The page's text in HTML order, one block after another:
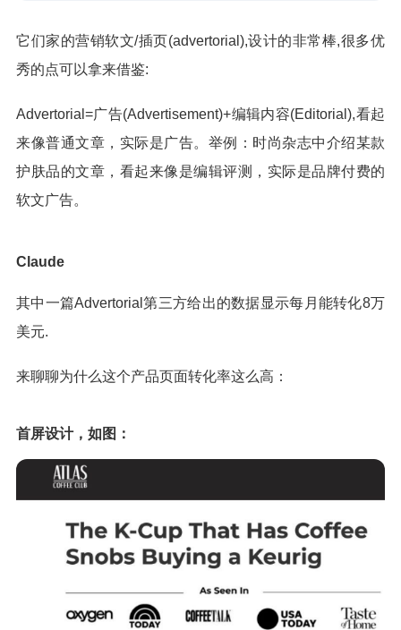
它们家的营销软文/插页(advertorial),设计的非常棒,很多优
秀的点可以拿来借鉴:
Advertorial=广告(Advertisement)+编辑内容(Editorial),看起
来像普通文章，实际是广告。举例：时尚杂志中介绍某款
护肤品的文章，看起来像是编辑评测，实际是品牌付费的
软文广告。
Claude
其中一篇Advertorial第三方给出的数据显示每月能转化8万
美元.
来聊聊为什么这个产品页面转化率这么高：
首屏设计，如图：